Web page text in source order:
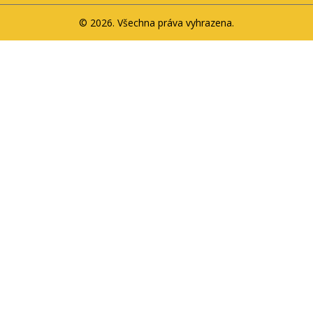
© 2026. Všechna práva vyhrazena.